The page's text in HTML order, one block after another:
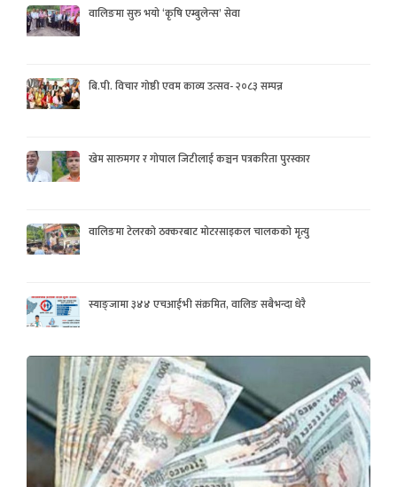
वालिङमा सुरु भयो ‘कृषि एम्बुलेन्स’ सेवा
बि.पी. विचार गोष्ठी एवम काव्य उत्सव- २०८३ सम्पन्न
खेम सारुमगर र गोपाल जिटीलाई कञ्चन पत्रकरिता पुरस्कार
वालिङमा टेलरको ठक्करबाट मोटरसाइकल चालकको मृत्यु
स्याङ्जामा ३४४ एचआईभी संक्रमित, वालिङ सबैभन्दा धेरै